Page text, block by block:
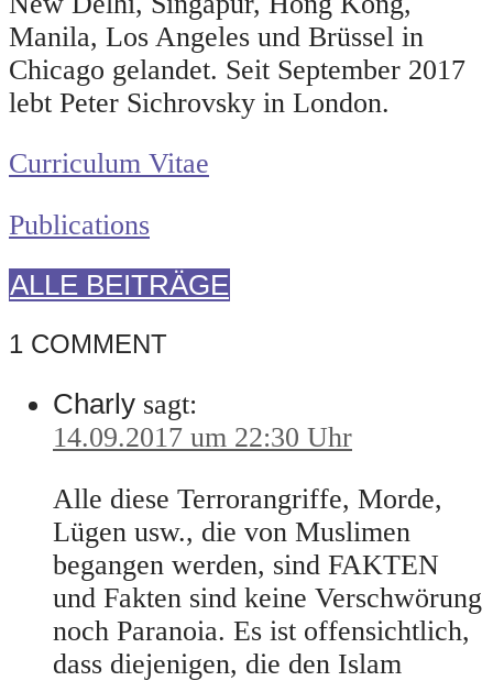
Manila, Los Angeles und Brüssel in
Chicago gelandet. Seit September 2017
lebt Peter Sichrovsky in London.
Curriculum Vitae
Publications
ALLE BEITRÄGE
1 COMMENT
Charly sagt:
14.09.2017 um 22:30 Uhr
Alle diese Terrorangriffe, Morde,
Lügen usw., die von Muslimen
begangen werden, sind FAKTEN
und Fakten sind keine Verschwörung
noch Paranoia. Es ist offensichtlich,
dass diejenigen, die den Islam